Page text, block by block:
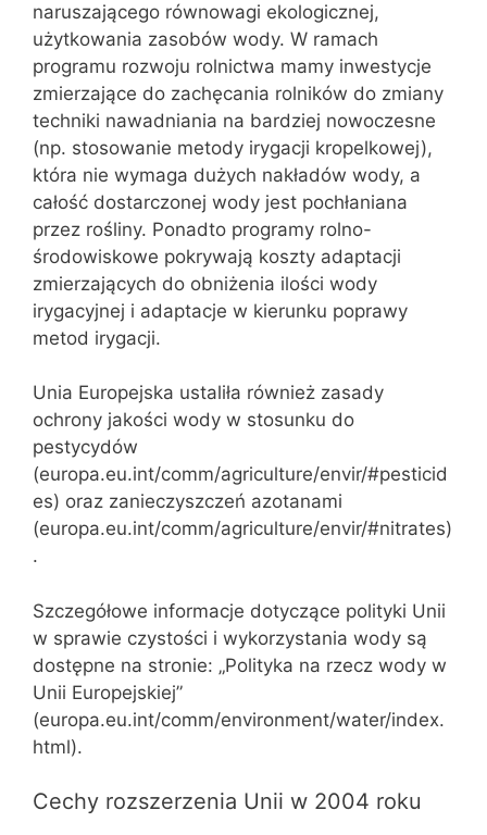
naruszającego równowagi ekologicznej,
użytkowania zasobów wody. W ramach
programu rozwoju rolnictwa mamy inwestycje
zmierzające do zachęcania rolników do zmiany
techniki nawadniania na bardziej nowoczesne
(np. stosowanie metody irygacji kropelkowej),
która nie wymaga dużych nakładów wody, a
całość dostarczonej wody jest pochłaniana
przez rośliny. Ponadto programy rolno-
środowiskowe pokrywają koszty adaptacji
zmierzających do obniżenia ilości wody
irygacyjnej i adaptacje w kierunku poprawy
metod irygacji.
Unia Europejska ustaliła również zasady
ochrony jakości wody w stosunku do
pestycydów
(europa.eu.int/comm/agriculture/envir/#pesticid
es) oraz zanieczyszczeń azotanami
(europa.eu.int/comm/agriculture/envir/#nitrates)
.
Szczegółowe informacje dotyczące polityki Unii
w sprawie czystości i wykorzystania wody są
dostępne na stronie: „Polityka na rzecz wody w
Unii Europejskiej”
(europa.eu.int/comm/environment/water/index.
html).
Cechy rozszerzenia Unii w 2004 roku